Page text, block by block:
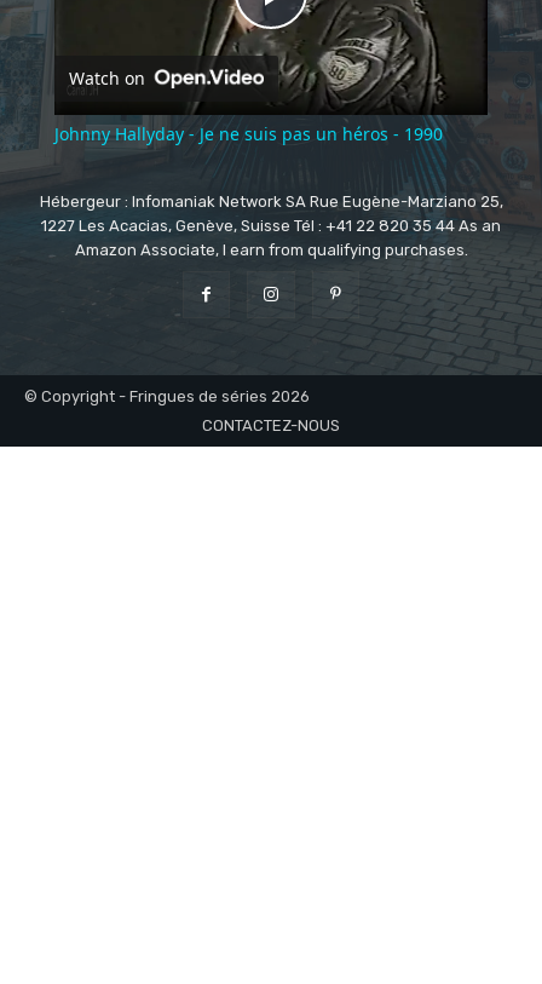
Play
Video
Watch on
Johnny Hallyday - Je ne suis pas un héros - 1990
Hébergeur : Infomaniak Network SA Rue Eugène-Marziano 25,
1227 Les Acacias, Genève, Suisse Tél : +41 22 820 35 44 As an
Amazon Associate, I earn from qualifying purchases.
© Copyright - Fringues de séries 2026
CONTACTEZ-NOUS